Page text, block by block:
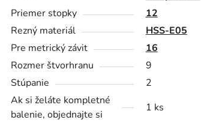
Priemer stopky
12
Rezný materiál
HSS-E05
Pre metrický závit
16
Rozmer štvorhranu
9
Stúpanie
2
Ak si želáte kompletné
balenie, objednajte si
1 ks